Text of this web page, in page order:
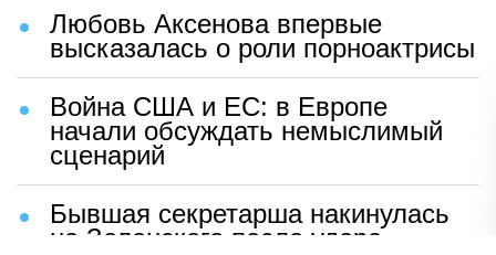
Любовь Аксенова впервые
высказалась о роли порноактрисы
Война США и ЕС: в Европе
начали обсуждать немыслимый
сценарий
Бывшая секретарша накинулась
на Зеленского после удара